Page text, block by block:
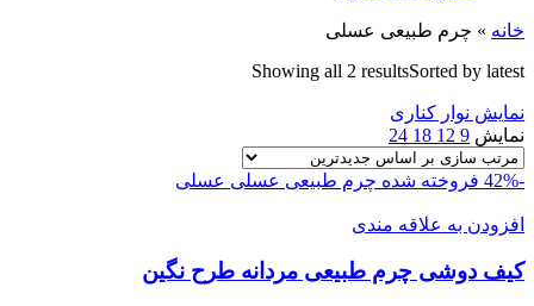
خانه » چرم طبیعی عسلی
Showing all 2 resultsSorted by latest
نمایش نوار کناری
نمایش 9
12
18
24
-42% فروخته شده چرم طبیعی عسلی عسلی
افزودن به علاقه مندی
کیف دوشی چرم طبیعی مردانه طرح نگین